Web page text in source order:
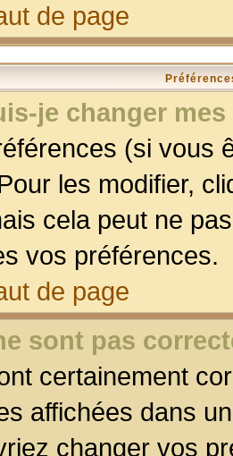
de page
je changer
(si vous
les modifier,
cela peut ne
vos préférences.
de page
sont pas
certainement
affichées dans
changer vos